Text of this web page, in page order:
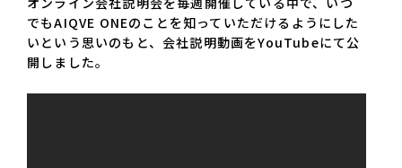
でもAIQVE ONEのことを知っていただけるようにした
いという思いのもと、会社説明動画をYouTubeにて公
開しました。